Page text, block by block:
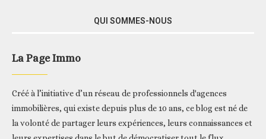
QUI SOMMES-NOUS
La Page Immo
Créé à l’initiative d’un réseau de professionnels d'agences
immobilières, qui existe depuis plus de 10 ans, ce blog est né de
la volonté de partager leurs expériences, leurs connaissances et